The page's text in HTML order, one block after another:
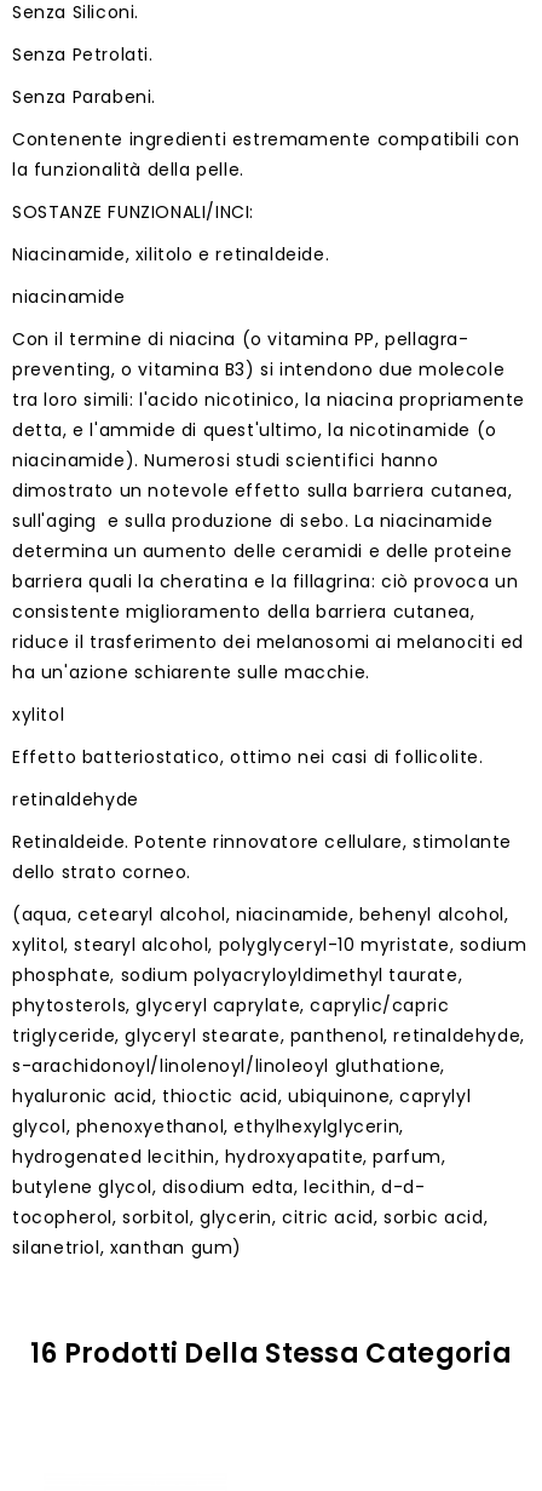
Senza Siliconi.
Senza Petrolati.
Senza Parabeni.
Contenente ingredienti estremamente compatibili con
la funzionalità della pelle.
SOSTANZE FUNZIONALI/INCI:
Niacinamide, xilitolo e retinaldeide.
niacinamide
Con il termine di niacina (o vitamina PP, pellagra-
preventing, o vitamina B3) si intendono due molecole
tra loro simili: l'acido nicotinico, la niacina propriamente
detta, e l'ammide di quest'ultimo, la nicotinamide (o
niacinamide). Numerosi studi scientifici hanno
dimostrato un notevole effetto sulla barriera cutanea,
sull'aging e sulla produzione di sebo. La niacinamide
determina un aumento delle ceramidi e delle proteine
barriera quali la cheratina e la fillagrina: ciò provoca un
consistente miglioramento della barriera cutanea,
riduce il trasferimento dei melanosomi ai melanociti ed
ha un'azione schiarente sulle macchie.
xylitol
Effetto batteriostatico, ottimo nei casi di follicolite.
retinaldehyde
Retinaldeide. Potente rinnovatore cellulare, stimolante
dello strato corneo.
(aqua, cetearyl alcohol, niacinamide, behenyl alcohol,
xylitol, stearyl alcohol, polyglyceryl-10 myristate, sodium
phosphate, sodium polyacryloyldimethyl taurate,
phytosterols, glyceryl caprylate, caprylic/capric
triglyceride, glyceryl stearate, panthenol, retinaldehyde,
s-arachidonoyl/linolenoyl/linoleoyl gluthatione,
hyaluronic acid, thioctic acid, ubiquinone, caprylyl
glycol, phenoxyethanol, ethylhexylglycerin,
hydrogenated lecithin, hydroxyapatite, parfum,
butylene glycol, disodium edta, lecithin, d-d-
tocopherol, sorbitol, glycerin, citric acid, sorbic acid,
silanetriol, xanthan gum)
16 Prodotti Della Stessa Categoria